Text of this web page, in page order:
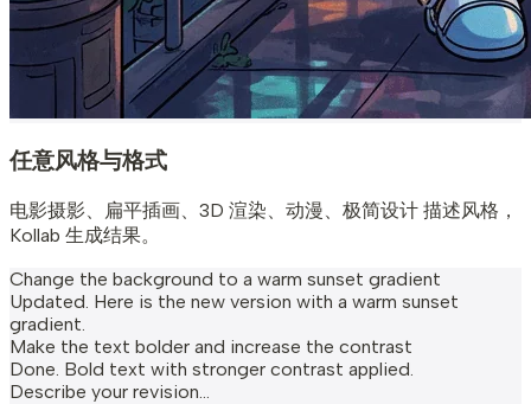
任意风格与格式
电影摄影、扁平插画、3D 渲染、动漫、极简设计 描述风格，
Kollab 生成结果。
Change the background to a warm sunset gradient
Updated. Here is the new version with a warm sunset
gradient.
Make the text bolder and increase the contrast
Done. Bold text with stronger contrast applied.
Describe your revision...